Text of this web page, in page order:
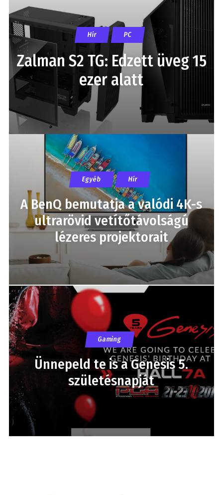
Hír PC
Zalman S2 TG: Edzett üveg 15
ezer alatt
Egyéb Hír
A BenQ bemutatja a valódi 4K-s
ultrarövid vetítőtávolságú
lézeres projektorait
Gaming
Ünnepeld te is a Genesis 5.
születésnapját